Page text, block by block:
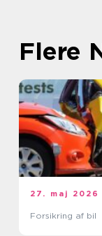
Flere
27. maj 2026
Forsikring af bil